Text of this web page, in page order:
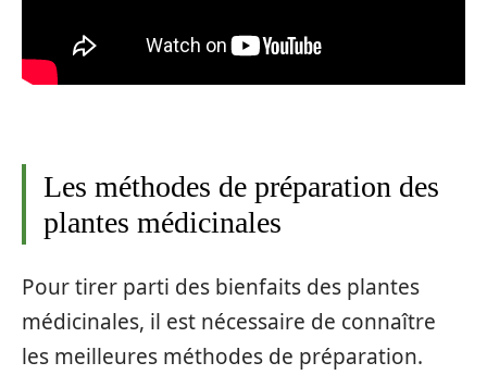
Les méthodes de préparation des
plantes médicinales
Pour tirer parti des bienfaits des plantes
médicinales, il est nécessaire de connaître
les meilleures méthodes de préparation.